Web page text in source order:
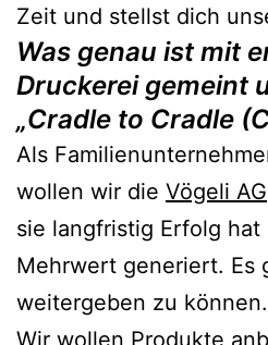
Zeit und stellst dich
Was genau ist mit
Druckerei gemeint
„Cradle to Cradle
Als
wollen wir die Vögeli AG
sie langfristig Erfolg hat
Mehrwert generiert. Es
weitergeben zu können.
Wir wollen Produkte